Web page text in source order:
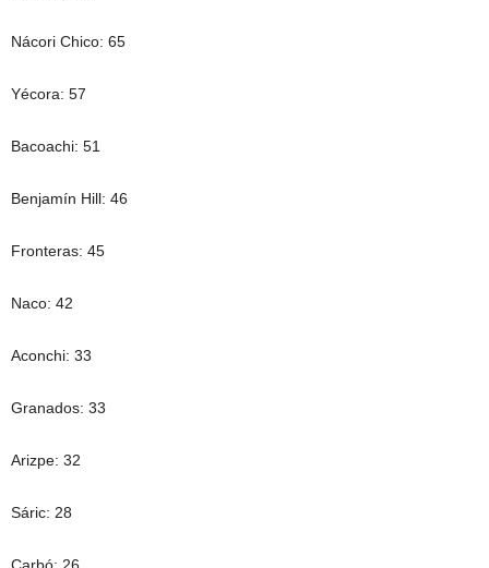
Nácori Chico: 65
Yécora: 57
Bacoachi: 51
Benjamín Hill: 46
Fronteras: 45
Naco: 42
Aconchi: 33
Granados: 33
Arizpe: 32
Sáric: 28